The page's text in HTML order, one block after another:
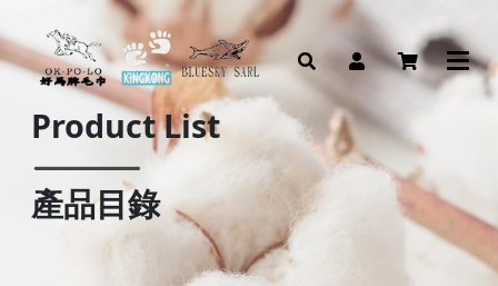
Product List
產品目錄